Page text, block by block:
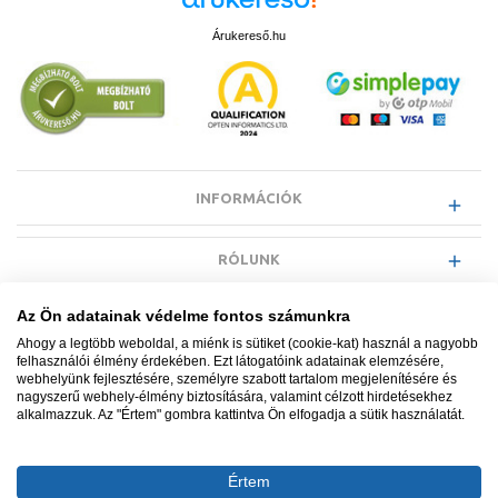
Árukereső.hu
INFORMÁCIÓK
RÓLUNK
EGYÉB INFORMÁCIÓK
VÁSÁRLÓI INFORMÁCIÓK
Az Ön adatainak védelme fontos számunkra
Ahogy a legtöbb weboldal, a miénk is sütiket (cookie-kat) használ a nagyobb
felhasználói élmény érdekében. Ezt látogatóink adatainak elemzésére,
webhelyünk fejlesztésére, személyre szabott tartalom megjelenítésére és
nagyszerű webhely-élmény biztosítására, valamint célzott hirdetésekhez
alkalmazzuk. Az "Értem" gombra kattintva Ön elfogadja a sütik használatát.
Értem